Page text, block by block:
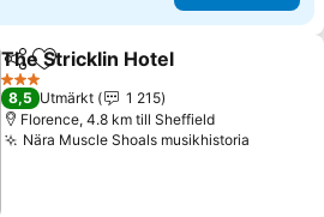
Dela Lägg till i Mina Favoriter
The Stricklin Hotel
3 Stjärnor
8,5 Utmärkt
1 215
Florence, 4.8 km till Sheffield
Nära Muscle Shoals musikhistoria